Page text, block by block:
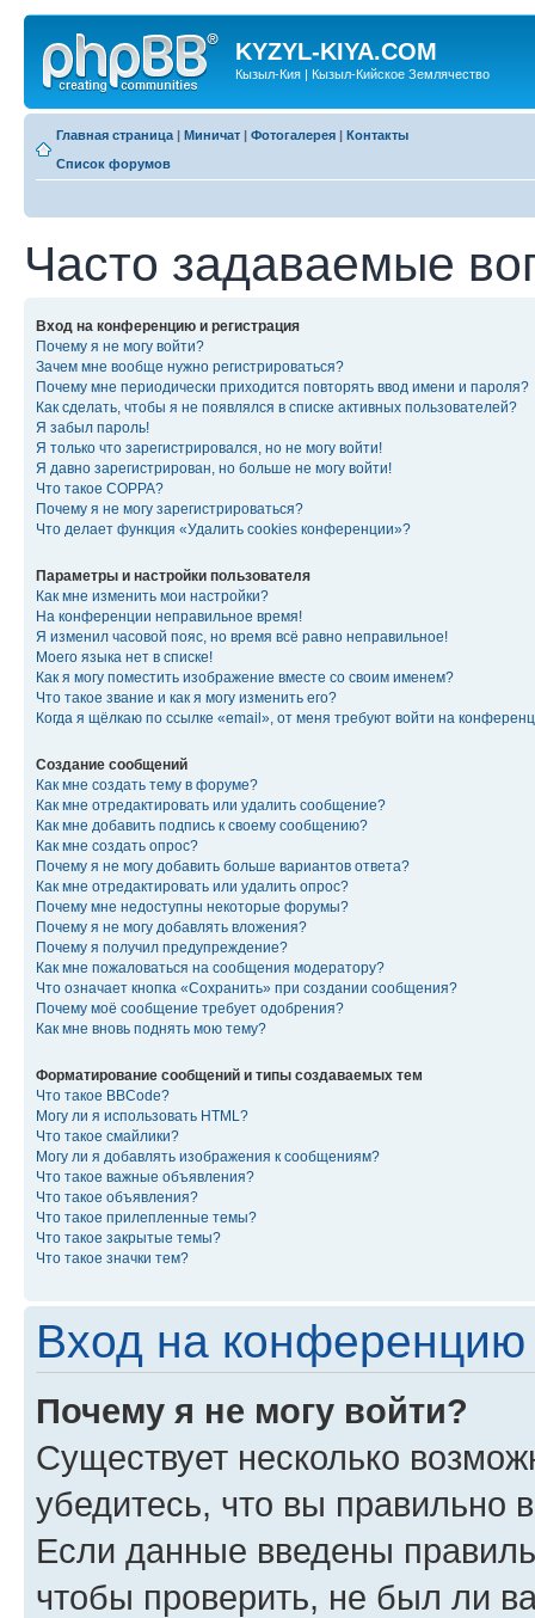
KYZYL-KIYA.COM
Кызыл-Кия | Кызыл-Кийское Землячество
Главная страница | Миничат | Фотогалерея | Контакты
Список форумов
Часто задаваемые
Вход на конференцию и регистрация
Почему я не могу войти?
Зачем мне вообще нужно регистрироваться?
Почему мне периодически приходится повторять ввод имени и пароля?
Как сделать, чтобы я не появлялся в списке активных пользователей?
Я забыл пароль!
Я только что зарегистрировался, но не могу войти!
Я давно зарегистрирован, но больше не могу войти!
Что такое COPPA?
Почему я не могу зарегистрироваться?
Что делает функция «Удалить cookies конференции»?
Параметры и настройки пользователя
Как мне изменить мои настройки?
На конференции неправильное время!
Я изменил часовой пояс, но время всё равно неправильное!
Моего языка нет в списке!
Как я могу поместить изображение вместе со своим именем?
Что такое звание и как я могу изменить его?
Когда я щёлкаю по ссылке «email», от меня требуют войти на
Создание сообщений
Как мне создать тему в форуме?
Как мне отредактировать или удалить сообщение?
Как мне добавить подпись к своему сообщению?
Как мне создать опрос?
Почему я не могу добавить больше вариантов ответа?
Как мне отредактировать или удалить опрос?
Почему мне недоступны некоторые форумы?
Почему я не могу добавлять вложения?
Почему я получил предупреждение?
Как мне пожаловаться на сообщения модератору?
Что означает кнопка «Сохранить» при создании сообщения?
Почему моё сообщение требует одобрения?
Как мне вновь поднять мою тему?
Форматирование сообщений и типы создаваемых тем
Что такое BBCode?
Могу ли я использовать HTML?
Что такое смайлики?
Могу ли я добавлять изображения к сообщениям?
Что такое важные объявления?
Что такое объявления?
Что такое прилепленные темы?
Что такое закрытые темы?
Что такое значки тем?
Вход на конференцию
Почему я не могу войти?
Существует несколько
убедитесь, что вы правильно
Если данные введены
чтобы проверить, не был ли